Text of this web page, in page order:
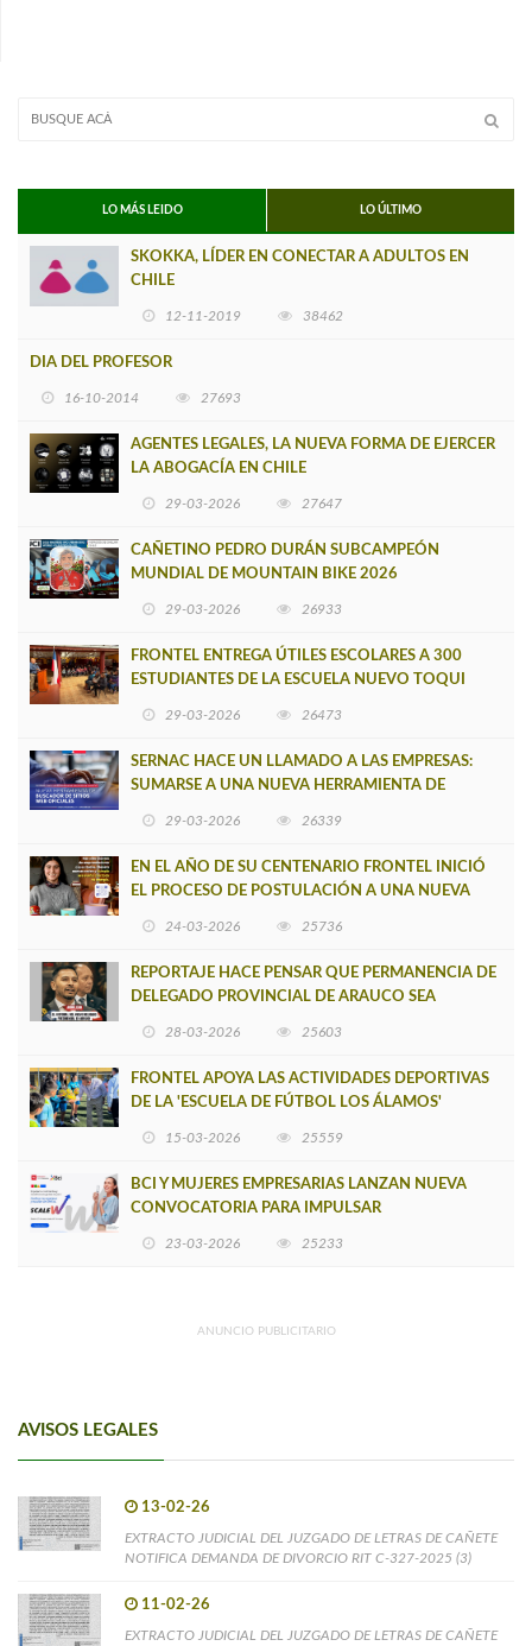
LO MÁS LEIDO LO ÚLTIMO
SKOKKA, LÍDER EN CONECTAR A ADULTOS EN
CHILE
12-11-2019 38462
DIA DEL PROFESOR
16-10-2014 27693
AGENTES LEGALES, LA NUEVA FORMA DE EJERCER
LA ABOGACÍA EN CHILE
29-03-2026 27647
CAÑETINO PEDRO DURÁN SUBCAMPEÓN
MUNDIAL DE MOUNTAIN BIKE 2026
29-03-2026 26933
FRONTEL ENTREGA ÚTILES ESCOLARES A 300
ESTUDIANTES DE LA ESCUELA NUEVO TOQUI
29-03-2026 26473
SERNAC HACE UN LLAMADO A LAS EMPRESAS:
SUMARSE A UNA NUEVA HERRAMIENTA DE
29-03-2026 26339
EN EL AÑO DE SU CENTENARIO FRONTEL INICIÓ
EL PROCESO DE POSTULACIÓN A UNA NUEVA
24-03-2026 25736
REPORTAJE HACE PENSAR QUE PERMANENCIA DE
DELEGADO PROVINCIAL DE ARAUCO SEA
28-03-2026 25603
FRONTEL APOYA LAS ACTIVIDADES DEPORTIVAS
DE LA 'ESCUELA DE FÚTBOL LOS ÁLAMOS'
15-03-2026 25559
BCI Y MUJERES EMPRESARIAS LANZAN NUEVA
CONVOCATORIA PARA IMPULSAR
23-03-2026 25233
ANUNCIO PUBLICITARIO
AVISOS LEGALES
13-02-26
EXTRACTO JUDICIAL DEL JUZGADO DE LETRAS DE CAÑETE
NOTIFICA DEMANDA DE DIVORCIO RIT C-327-2025 (3)
11-02-26
EXTRACTO JUDICIAL DEL JUZGADO DE LETRAS DE CAÑETE